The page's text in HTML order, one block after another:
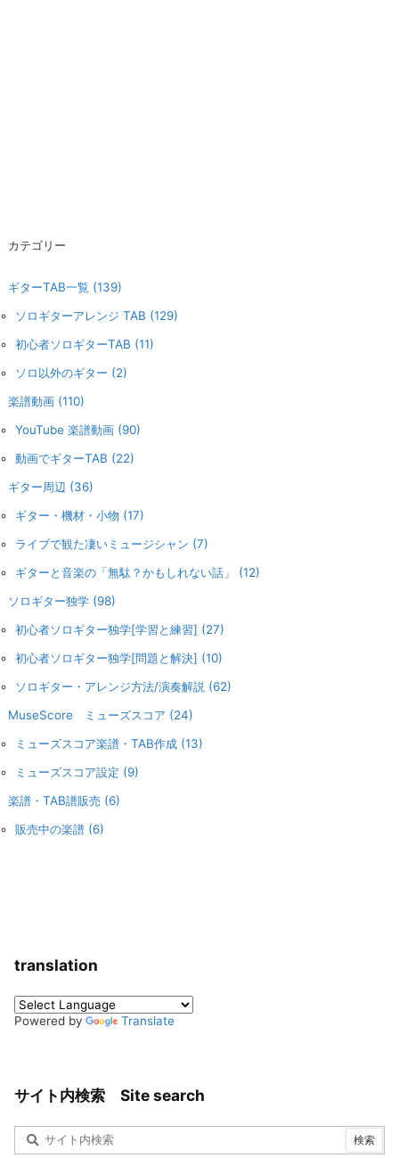
カテゴリー
ギターTAB一覧 (139)
ソロギターアレンジ TAB (129)
初心者ソロギターTAB (11)
ソロ以外のギター (2)
楽譜動画 (110)
YouTube 楽譜動画 (90)
動画でギターTAB (22)
ギター周辺 (36)
ギター・機材・小物 (17)
ライブで観た凄いミュージシャン (7)
ギターと音楽の「無駄？かもしれない話」 (12)
ソロギター独学 (98)
初心者ソロギター独学[学習と練習] (27)
初心者ソロギター独学[問題と解決] (10)
ソロギター・アレンジ方法/演奏解説 (62)
MuseScore ミューズスコア (24)
ミューズスコア楽譜・TAB作成 (13)
ミューズスコア設定 (9)
楽譜・TAB譜販売 (6)
販売中の楽譜 (6)
translation
Powered by Translate
サイト内検索 Site search